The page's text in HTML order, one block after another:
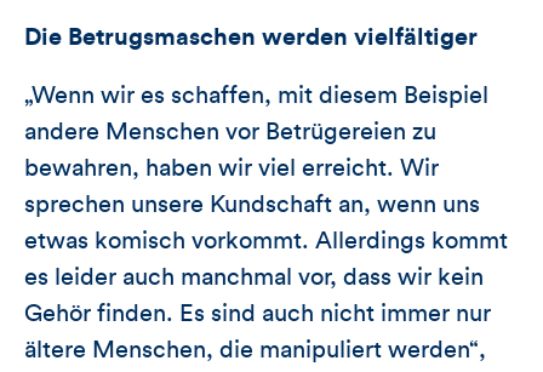
Die Betrugsmaschen werden vielfältiger
„Wenn wir es schaffen, mit diesem Beispiel
andere Menschen vor Betrügereien zu
bewahren, haben wir viel erreicht. Wir
sprechen unsere Kundschaft an, wenn uns
etwas komisch vorkommt. Allerdings kommt
es leider auch manchmal vor, dass wir kein
Gehör finden. Es sind auch nicht immer nur
ältere Menschen, die manipuliert werden“,